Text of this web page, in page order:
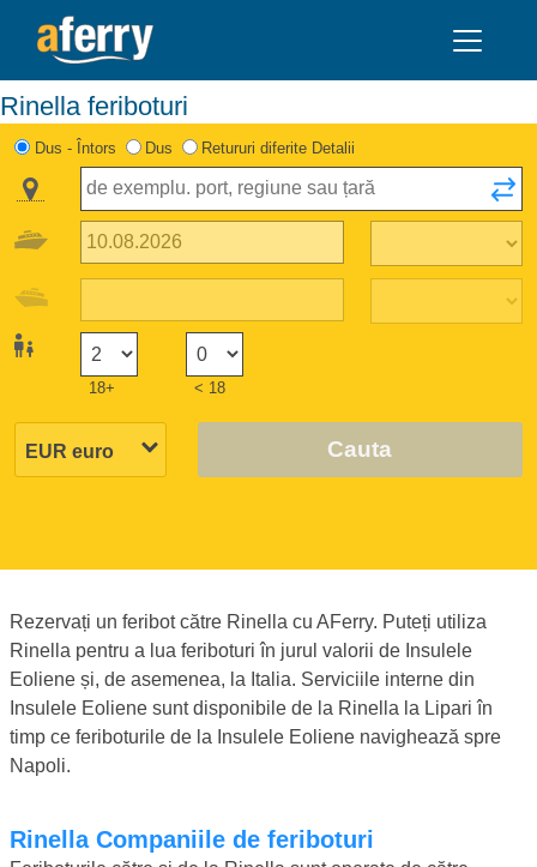
Rinella feriboturi
Dus - Întors Dus Retururi diferite Detalii
18+ < 18
Cauta
Rezervați un feribot către Rinella cu AFerry. Puteți utiliza
Rinella pentru a lua feriboturi în jurul valorii de Insulele
Eoliene și, de asemenea, la Italia. Serviciile interne din
Insulele Eoliene sunt disponibile de la Rinella la Lipari în
timp ce feriboturile de la Insulele Eoliene navighează spre
Napoli.
Rinella Companiile de feriboturi